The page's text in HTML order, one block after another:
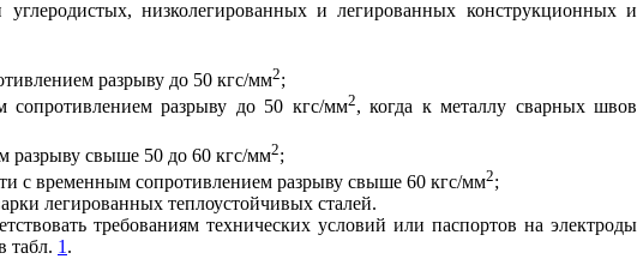
низколегированных и легированных конструкционных и
разрыву до 50 кгс/мм2;
разрыву до 50 кгс/мм2, когда к металлу сварных швов
разрыву свыше 50 до 60 кгс/мм2;
с временным сопротивлением разрыву свыше 60 кгс/мм2;
теплоустойчивых сталей.
требованиям технических условий или паспортов на электроды
табл. 1 .